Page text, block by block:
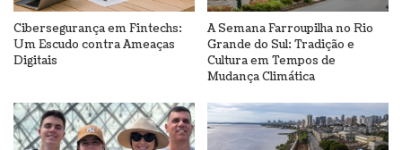
Cibersegurança em Fintechs:
Um Escudo contra Ameaças
Digitais
A Semana Farroupilha no Rio
Grande do Sul: Tradição e
Cultura em Tempos de
Mudança Climática